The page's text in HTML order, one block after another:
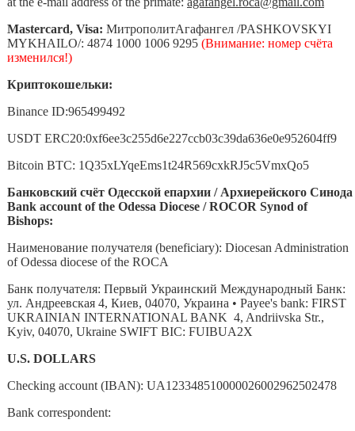
Mastercard, Visa: МитрополитАгафангел /PASHKOVSKYI
MYKHAILO/: 4874 1000 1006 9295 (Внимание: номер счёта
изменился!)
Криптокошельки:
Binance ID:965499492
USDT ERC20:0xf6ee3c255d6e227ccb03c39da636e0e952604ff9
Bitcoin BTC: 1Q35xLYqeEms1t24R569cxkRJ5c5VmxQo5
Банковский счёт Одесской епархии / Архиерейского
Bank account of the Odessa Diocese / ROCOR Synod of
Bishops:
Наименование получателя (beneficiary): Diocesan Administration
of Odessa diocese of the ROCA
Банк получателя: Первый Украинский Международный Банк:
ул. Андреевская 4, Киев, 04070, Украина • Payee's bank: FIRST
UKRAINIAN INTERNATIONAL BANK 4, Andriivska Str.,
Kyiv, 04070, Ukraine SWIFT BIC: FUIBUA2X
U.S. DOLLARS
Checking account (IBAN): UA123348510000026002962502478
Bank correspondent: